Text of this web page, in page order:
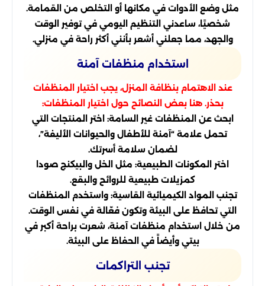
مثل وضع الأدوات في مكانها أو التخلص من القمامة.
شخصيًا، ساعدني التنظيم اليومي في توفير الوقت
والجهد، مما جعلني أشعر بأنني أكثر راحة في منزلي.
استخدام منظفات آمنة
عند الاهتمام بنظافة المنزل، يجب اختيار المنظفات
بحذر. هنا بعض النصائح حول اختيار المنظفات:
ابحث عن المنظفات غير السامة: اختر المنتجات التي
تحمل علامة “آمنة للأطفال والحيوانات الأليفة”،
لضمان سلامة أسرتك.
اختر المكونات الطبيعية: مثل الخل والبيكنج صودا
كمزيلات طبيعية للروائح والبقع.
تجنب المواد الكيميائية القاسية: واستخدم المنظفات
التي تحافظ على البيئة وتكون فعّالة في نفس الوقت.
من خلال استخدام منظفات آمنة، شعرت براحة أكبر في
بيتي وأيضاً في الحفاظ على البيئة.
تجنب التراكمات